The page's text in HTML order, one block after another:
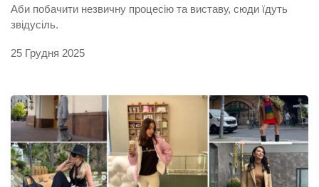
Аби побачити незвичну процесію та виставу, сюди їдуть
звідусіль.
25 Грудня 2025